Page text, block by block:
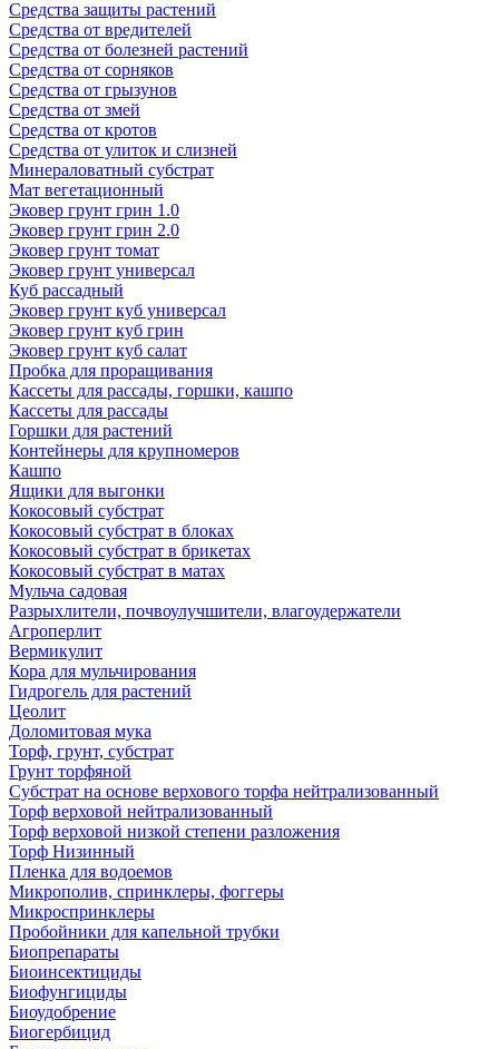
Средства защиты растений
Средства от вредителей
Средства от болезней растений
Средства от сорняков
Средства от грызунов
Средства от змей
Средства от кротов
Средства от улиток и слизней
Минераловатный субстрат
Мат вегетационный
Эковер грунт грин 1.0
Эковер грунт грин 2.0
Эковер грунт томат
Эковер грунт универсал
Куб рассадный
Эковер грунт куб универсал
Эковер грунт куб грин
Эковер грунт куб салат
Пробка для проращивания
Кассеты для рассады, горшки, кашпо
Кассеты для рассады
Горшки для растений
Контейнеры для крупномеров
Кашпо
Ящики для выгонки
Кокосовый субстрат
Кокосовый субстрат в блоках
Кокосовый субстрат в брикетах
Кокосовый субстрат в матах
Мульча садовая
Разрыхлители, почвоулучшители, влагоудержатели
Агроперлит
Вермикулит
Кора для мульчирования
Гидрогель для растений
Цеолит
Доломитовая мука
Торф, грунт, субстрат
Грунт торфяной
Субстрат на основе верхового торфа нейтрализованный
Торф верховой нейтрализованный
Торф верховой низкой степени разложения
Торф Низинный
Пленка для водоемов
Микрополив, спринклеры, фоггеры
Микроспринклеры
Пробойники для капельной трубки
Биопрепараты
Биоинсектициды
Биофунгициды
Биоудобрение
Биогербицид